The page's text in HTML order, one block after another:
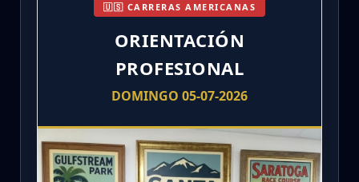
🇺🇸 CARRERAS AMERICANAS
ORIENTACIÓN
PROFESIONAL
DOMINGO 05-07-2026